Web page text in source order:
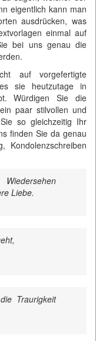
eigentlich kann man
ausdrücken, was
einmal auf
bei uns genau die
auf vorgefertigte
sie heutzutage in
Würdigen Sie die
paar stilvollen und
so gleichzeitig Ihr
finden Sie da genau
Kondolenzschreiben
Liebe.
Traurigkeit